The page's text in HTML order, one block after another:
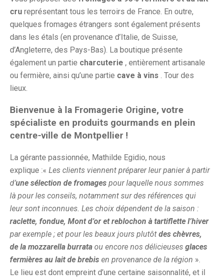
cru représentant tous les terroirs de France. En outre,
quelques fromages étrangers sont également présents
dans les étals (en provenance d’Italie, de Suisse,
d’Angleterre, des Pays-Bas). La boutique présente
également un partie charcuterie , entièrement artisanale
ou fermière, ainsi qu’une partie cave à vins . Tour des
lieux.
Bienvenue à la Fromagerie Origine, votre
spécialiste en produits gourmands en plein
centre-ville de Montpellier !
La gérante passionnée, Mathilde Egidio, nous
explique :« Les clients viennent préparer leur panier à partir
d’une sélection de fromages pour laquelle nous sommes
là pour les conseils, notamment sur des références qui
leur sont inconnues. Les choix dépendent de la saison :
raclette, fondue, Mont d’or et reblochon à tartiflette l’hiver
par exemple ; et pour les beaux jours plutôt des chèvres,
de la mozzarella burrata ou encore nos délicieuses glaces
fermières au lait de brebis en provenance de la région ».
Le lieu est dont empreint d’une certaine saisonnalité, et il